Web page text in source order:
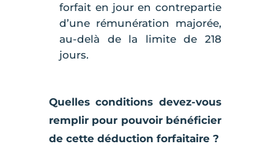
forfait en jour en contrepartie
d’une rémunération majorée,
au-delà de la limite de 218
jours.
Quelles conditions devez-vous
remplir pour pouvoir bénéficier
de cette déduction forfaitaire ?